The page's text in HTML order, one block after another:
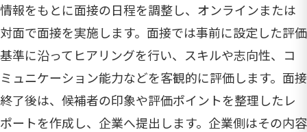
情報をもとに面接の日程を調整し、オンラインまたは
対面で面接を実施します。面接では事前に設定した評価
基準に沿ってヒアリングを行い、スキルや志向性、コ
ミュニケーション能力などを客観的に評価します。面接
終了後は、候補者の印象や評価ポイントを整理したレ
ポートを作成し、企業へ提出します。企業側はその内容